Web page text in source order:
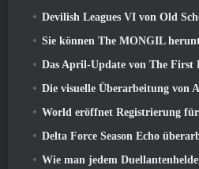
Devilish Leagues VI von Old School
Sie können The MONGIL
Das April-Update von The First Descendant enthält
Die visuelle Überarbeitung von Albion Online wurde mit dem
World eröffnet Registrierung
Delta Force Season Echo überarbeitet die Zero Dam-
Wie man jedem